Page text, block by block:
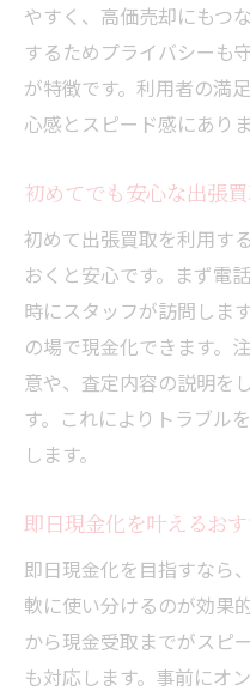
やすく、高価売却にもつ
するためプライバシーも
が特徴です。利用者の満
心感とスピード感にありま
初めてでも安心な出張
初めて出張買取を利用す
おくと安心です。まず電
時にスタッフが訪問しま
の場で現金化できます。
意や、査定内容の説明を
す。これによりトラブル
します。
即日現金化を叶えるお
即日現金化を目指すなら
軟に使い分けるのが効果
から現金受取までがスピ
も対応します。事前にオ